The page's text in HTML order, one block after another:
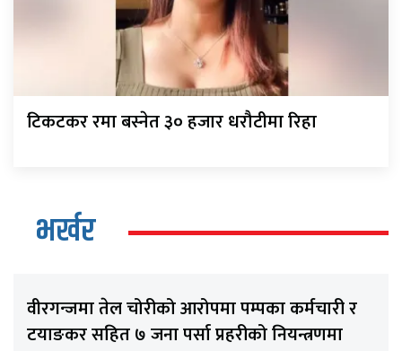
टिकटकर रमा बस्नेत ३० हजार धरौटीमा रिहा
भर्खर
वीरगन्जमा तेल चोरीको आरोपमा पम्पका कर्मचारी र
टयाङकर सहित ७ जना पर्सा प्रहरीको नियन्त्रणमा